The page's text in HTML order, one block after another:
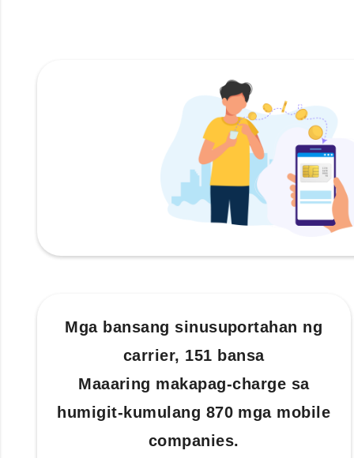
Mga bansang sinusuportahan ng
carrier, 151 bansa
Maaaring makapag-charge sa
humigit-kumulang 870 mga mobile
companies.